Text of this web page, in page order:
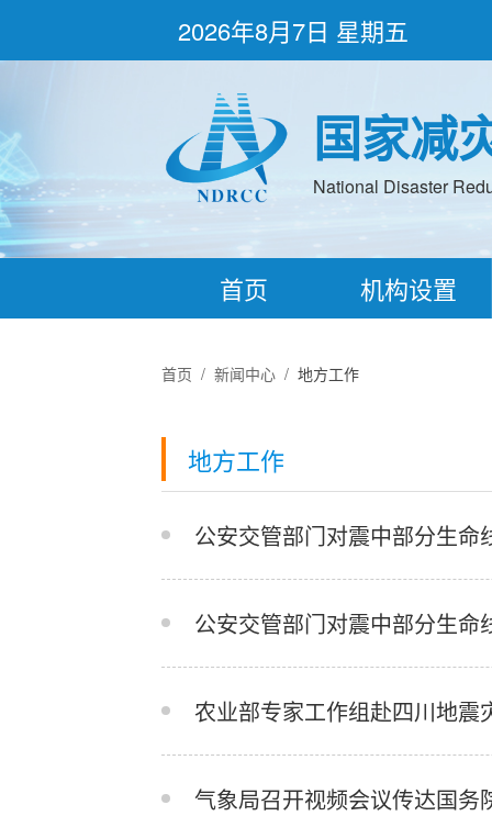
2026年8月7日 星期五
国家减
National Disaster
首页 机构设置
首页 / 新闻中心/ 地方工作
地方工作
公安交管部门对震中部分生命
公安交管部门对震中部分生命
农业部专家工作组赴四川地震
气象局召开视频会议传达国务